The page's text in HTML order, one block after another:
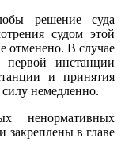
решение суда
судом этой
отменено. В случае
инстанции
и принятия
немедленно.
ненормативных
закреплены в главе